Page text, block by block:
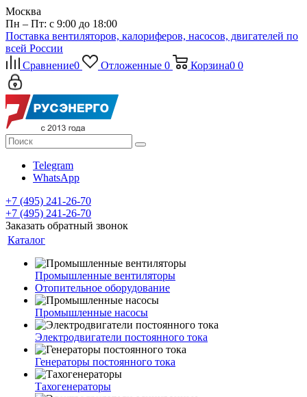
Москва
Пн – Пт: с 9:00 до 18:00
Поставка вентиляторов, калориферов, насосов, двигателей по
всей России
Сравнение0 Отложенные 0 Корзина0 0
Telegram
WhatsApp
+7 (495) 241-26-70
+7 (495) 241-26-70
Заказать обратный звонок
Каталог
Промышленные вентиляторы
Отопительное оборудование
Промышленные насосы
Электродвигатели постоянного тока
Генераторы постоянного тока
Тахогенераторы